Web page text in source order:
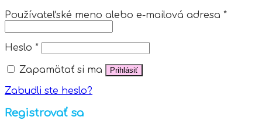
Používateľské meno alebo e-mailová adresa *
Heslo *
Zapamätať si ma Prihlásiť
Zabudli ste heslo?
Registrovať sa